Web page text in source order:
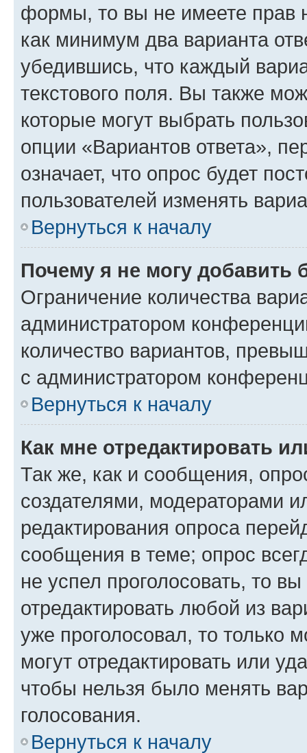
формы, то вы не имеете прав
как минимум два варианта
убедившись, что каждый
текстового поля. Вы также
которые могут выбрать
опции «Вариантов ответа»,
означает, что опрос будет
пользователей изменять
Вернуться к началу
Почему я не могу добавить
Ограничение количества
администратором
количество вариантов,
с администратором
Вернуться к началу
Как мне отредактировать
Так же, как и сообщения,
создателями, модераторами
редактирования опроса
сообщения в теме; опрос
не успел проголосовать, то
отредактировать любой из
уже проголосовал, то только
могут отредактировать или
чтобы нельзя было менять
голосования.
Вернуться к началу